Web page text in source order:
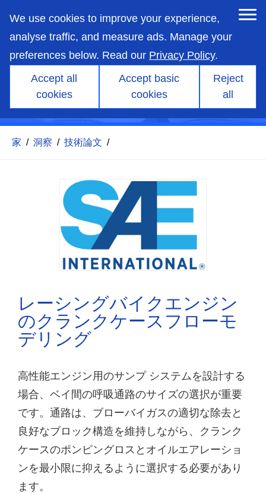
We use cookies to improve your experience,
analyse traffic, and measure ads. Manage your
preferences below. Read our Privacy Policy.
Accept all
cookies
Accept basic
cookies
Reject
all
main
content
レーシングバイクエンジンの
クランクケースフローモデリ
ング
家 / 洞察 / 技術論文 /
レーシングバイクエンジン
のクランクケースフローモ
デリング
高性能エンジン用のサンプ システムを設計する
場合、ベイ間の呼吸通路のサイズの選択が重要
です。通路は、ブローバイガスの適切な除去と
良好なブロック構造を維持しながら、クランク
ケースのポンピングロスとオイルエアレーショ
ンを最小限に抑えるように選択する必要があり
ます。